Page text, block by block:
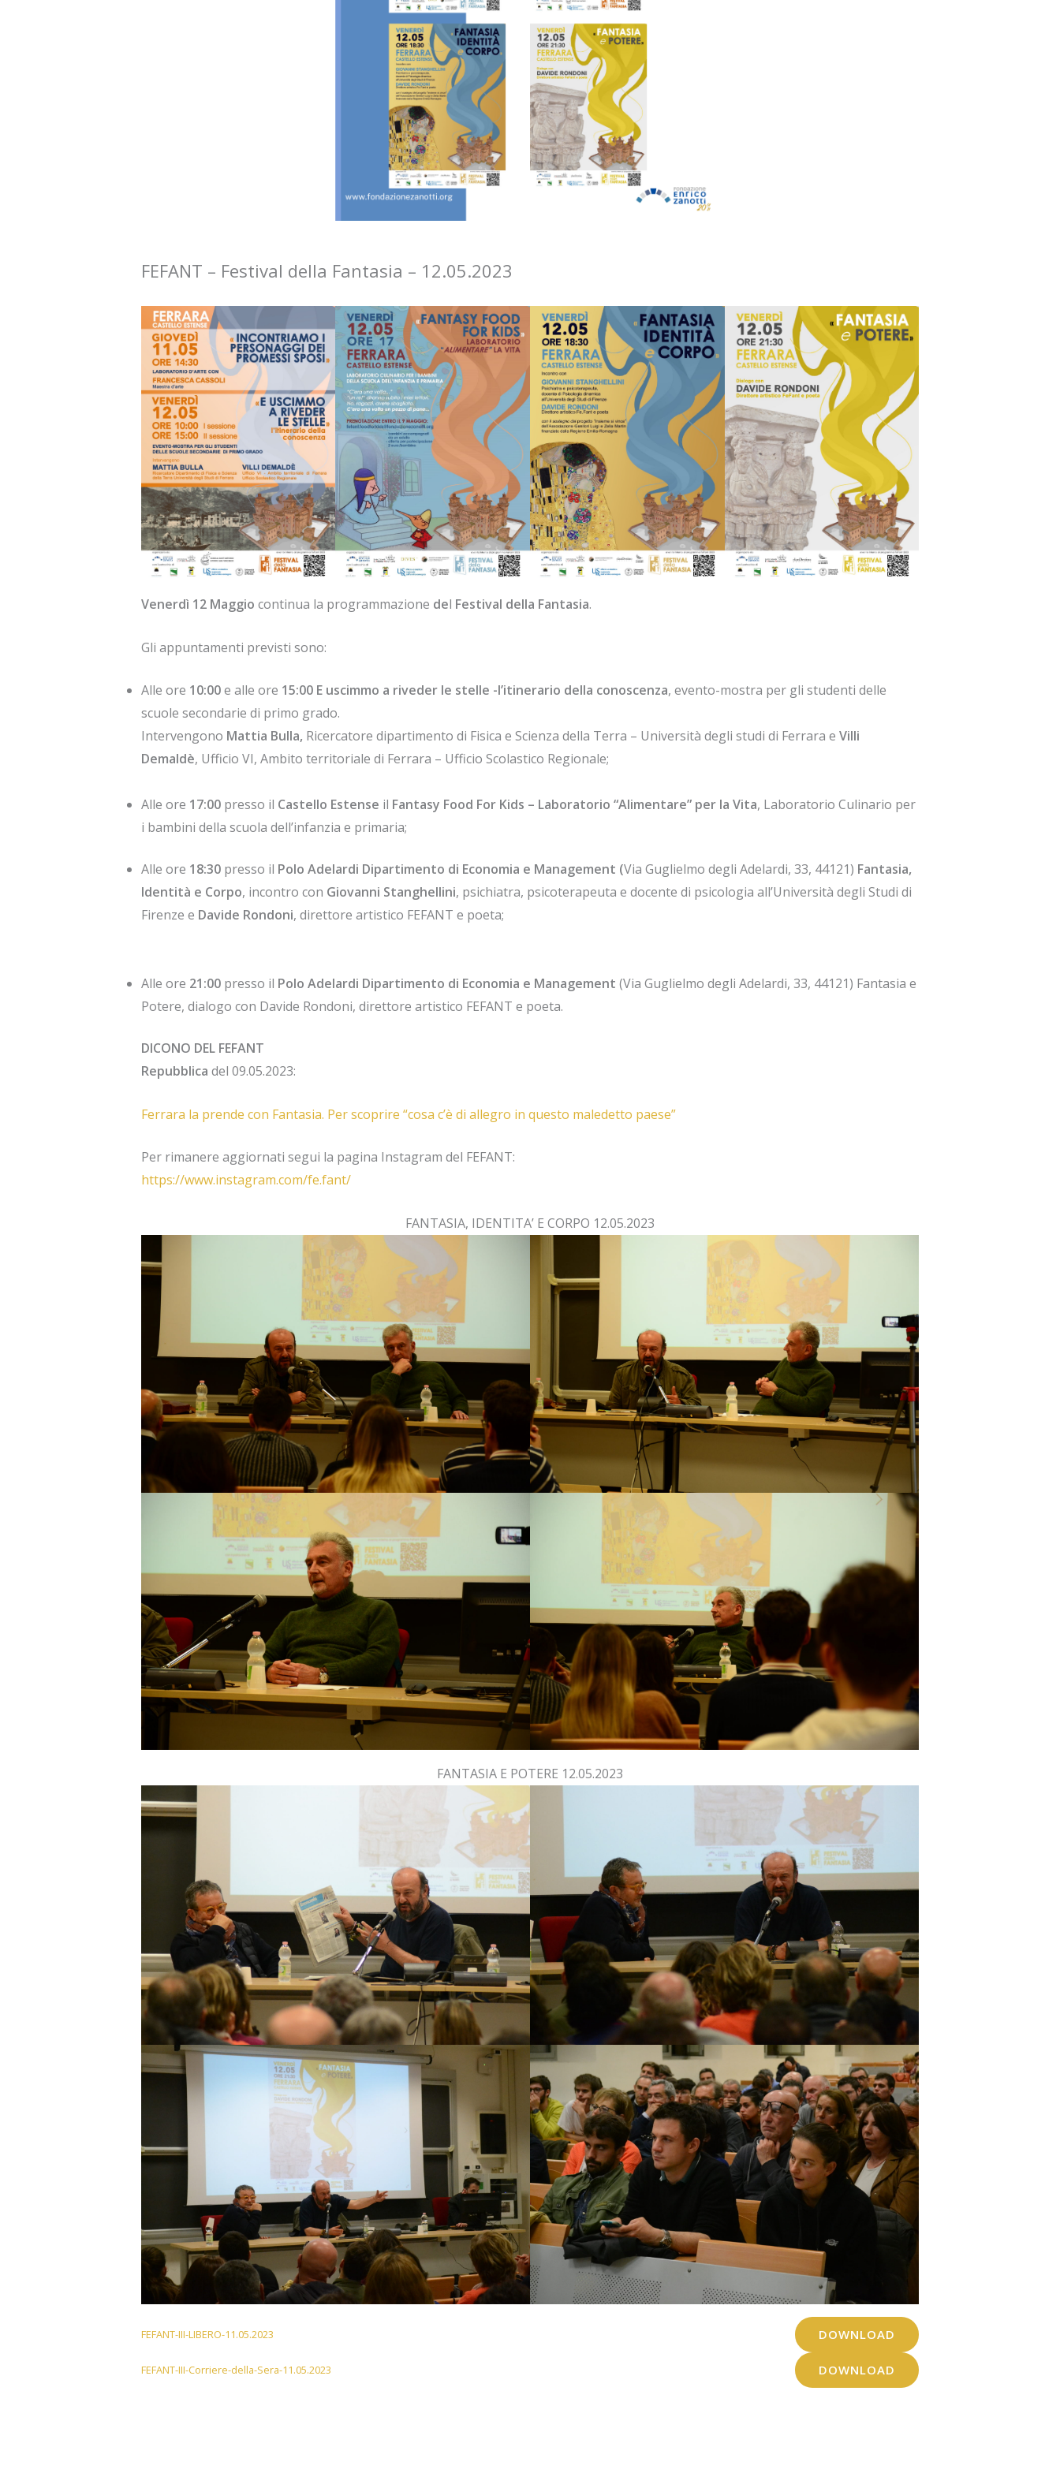
FEFANT – Festival della Fantasia – 12.05.2023
Venerdì 12 Maggio continua la programmazione del Festival della Fantasia.
Gli appuntamenti previsti sono:
Alle ore 10:00e alle ore 15:00 E uscimmo a riveder le stelle -l’itinerario della conoscenza, evento-mostra per gli studenti delle
scuole secondarie di primo grado.
Intervengono Mattia Bulla, Ricercatore dipartimento di Fisica e Scienza della Terra – Università degli studi di Ferrara e Villi
Demaldè, Ufficio VI, Ambito territoriale di Ferrara – Ufficio Scolastico Regionale;
Alle ore 17:00presso il Castello Estense il Fantasy Food For Kids – Laboratorio “Alimentare” per la Vita, Laboratorio Culinario per
i bambini della scuola dell’infanzia e primaria;
Alle ore 18:30presso il Polo Adelardi Dipartimento di Economia e Management (Via Guglielmo degli Adelardi, 33, 44121) Fantasia,
Identità e Corpo, incontro con Giovanni Stanghellini, psichiatra, psicoterapeuta e docente di psicologia all’Università degli Studi di
Firenze e Davide Rondoni, direttore artistico FEFANT e poeta;
Alle ore 21:00presso il Polo Adelardi Dipartimento di Economia e Management (Via Guglielmo degli Adelardi, 33, 44121) Fantasia e
Potere, dialogo con Davide Rondoni, direttore artistico FEFANT e poeta.
DICONO DEL FEFANT
Repubblica del 09.05.2023:
Ferrara la prende con Fantasia. Per scoprire “cosa c’è di allegro in questo maledetto paese”
Per rimanere aggiornati segui la pagina Instagram del FEFANT:
https://www.instagram.com/fe.fant/
FANTASIA, IDENTITA’ E CORPO 12.05.2023
FANTASIA E POTERE 12.05.2023
FEFANT-III-LIBERO-11.05.2023 DOWNLOAD
FEFANT-III-Corriere-della-Sera-11.05.2023 DOWNLOAD